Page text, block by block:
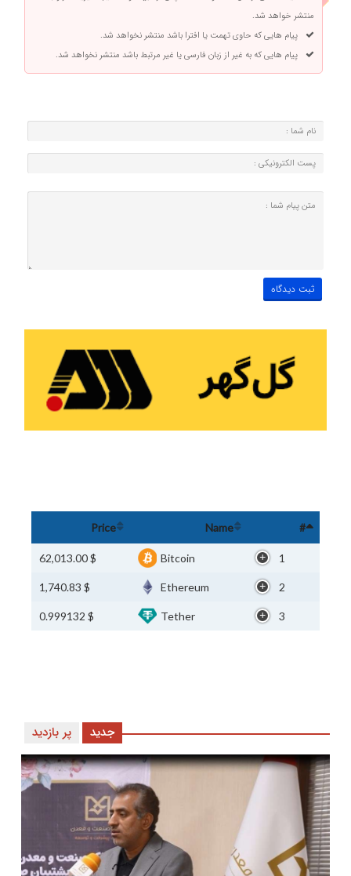
منتشر خواهد شد.
پیام هایی که حاوی تهمت یا افترا باشد منتشر نخواهد شد.
پیام هایی که به غیر از زبان فارسی یا غیر مرتبط باشد منتشر نخواهد شد.
#
Name
Price
1
Bitcoin
$ 62,013.00
2
Ethereum
$ 1,740.83
3
Tether
$ 0.999132
پر بازدید جدید